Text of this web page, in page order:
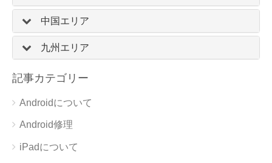
中国エリア
九州エリア
記事カテゴリー
Androidについて
Android修理
iPadについて